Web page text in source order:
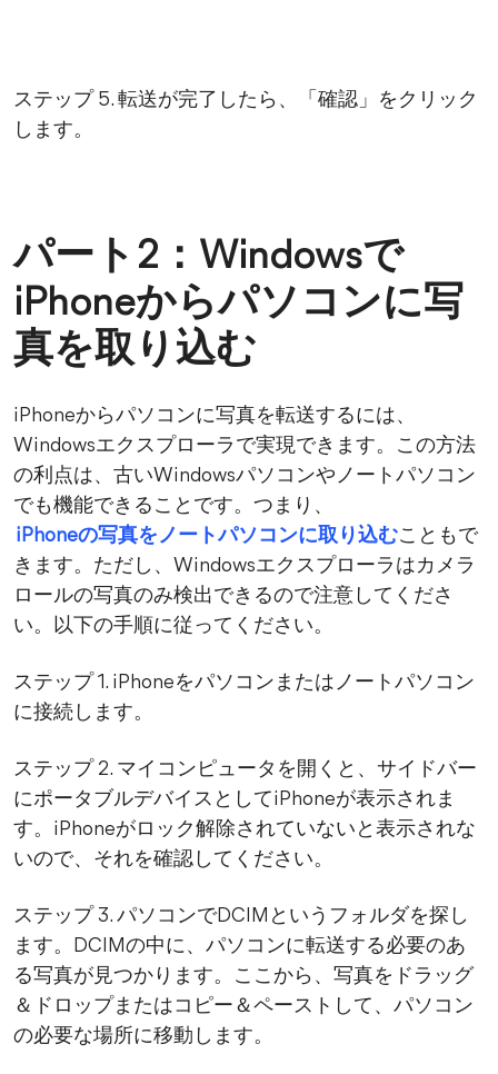
ステップ 5. 転送が完了したら、「確認」をクリック
します。
パート2：Windowsで
iPhoneからパソコンに写
真を取り込む
iPhoneからパソコンに写真を転送するには、
Windowsエクスプローラで実現できます。この方法
の利点は、古いWindowsパソコンやノートパソコン
でも機能できることです。つまり、
iPhoneの写真をノートパソコンに取り込むこともで
きます。ただし、Windowsエクスプローラはカメラ
ロールの写真のみ検出できるので注意してくださ
い。以下の手順に従ってください。
ステップ 1. iPhoneをパソコンまたはノートパソコン
に接続します。
ステップ 2. マイコンピュータを開くと、サイドバー
にポータブルデバイスとしてiPhoneが表示されま
す。iPhoneがロック解除されていないと表示されな
いので、それを確認してください。
ステップ 3. パソコンでDCIMというフォルダを探し
ます。DCIMの中に、パソコンに転送する必要のあ
る写真が見つかります。ここから、写真をドラッグ
＆ドロップまたはコピー＆ペーストして、パソコン
の必要な場所に移動します。